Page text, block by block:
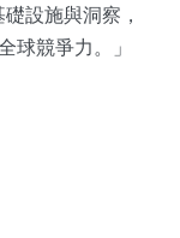
設施與洞察，
球競爭力。」